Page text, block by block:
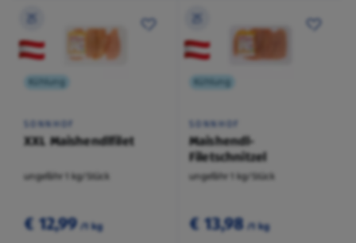
Kühlung
SONNHOF
XXL Maishendlfilet
ungefähr 1 kg/Stück
€ 12,99 /1 kg
Kühlung
SONNHOF
Maishendl-
Filetschnitzel
ungefähr 1 kg/Stück
€ 13,98 /1 kg